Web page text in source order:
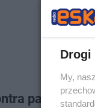
paparazzi
Drogi
My,